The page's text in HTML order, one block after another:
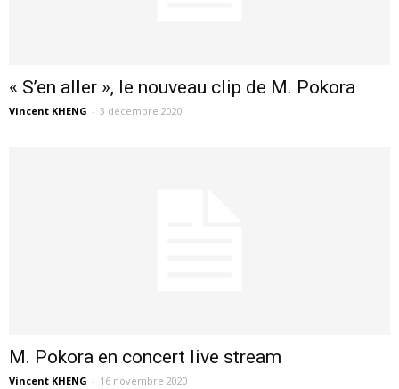
« S’en aller », le nouveau clip de M. Pokora
Vincent KHENG - 3 décembre 2020
M. Pokora en concert live stream
Vincent KHENG - 16 novembre 2020